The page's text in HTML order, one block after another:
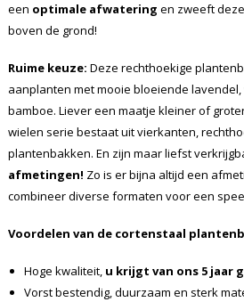
een optimale afwatering en zweeft
boven de grond!
Ruime keuze: Deze rechthoekige
aanplanten met mooie bloeiende
bamboe. Liever een maatje kleiner of
wielen serie bestaat uit vierkanten,
plantenbakken. En zijn maar liefst
afmetingen! Zo is er bijna altijd een
combineer diverse formaten voor een
Voordelen van de cortenstaal
Hoge kwaliteit, u krijgt van ons 5 jaar
Vorst bestendig, duurzaam en sterk